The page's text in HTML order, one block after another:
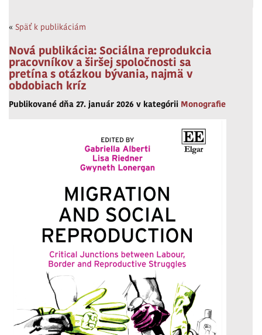
« Späť k publikáciám
Nová publikácia: Sociálna reprodukcia
pracovníkov a širšej spoločnosti sa
pretína s otázkou bývania, najmä v
obdobiach kríz
Publikované dňa 27. január 2026 v kategórii Monografie